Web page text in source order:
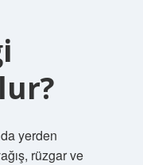
yerden
rüzgar ve